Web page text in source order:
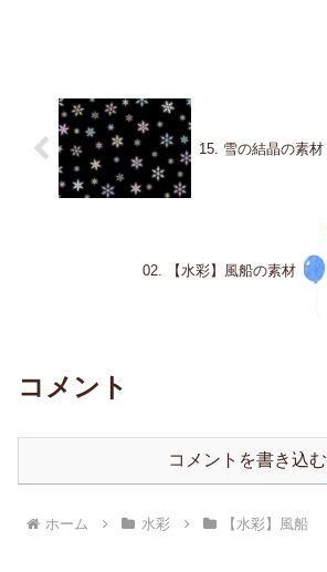
15. 雪の結晶の素材
02. 【水彩】風船の素材
コメント
コメントを書き込む
ホーム 水彩 【水彩】風船